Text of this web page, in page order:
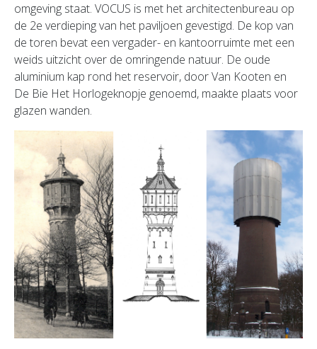
omgeving staat. VOCUS is met het architectenbureau op
de 2e verdieping van het paviljoen gevestigd. De kop van
de toren bevat een vergader- en kantoorruimte met een
weids uitzicht over de omringende natuur. De oude
aluminium kap rond het reservoir, door Van Kooten en
De Bie Het Horlogeknopje genoemd, maakte plaats voor
glazen wanden.